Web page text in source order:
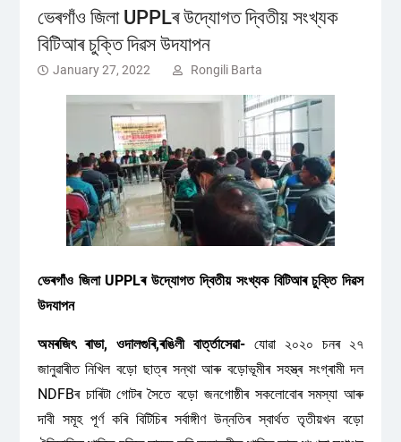
ভেৰগাঁ‌ও জিলা UPPLৰ উদ্যোগত দ্বিতীয় সংখ্যক
বিটিআৰ চুক্তি দিৱস উদযাপন
January 27, 2022 Rongili Barta
ভেৰগাঁ‌ও জিলা UPPLৰ উদ্যোগত দ্বিতীয় সংখ্যক বিটিআৰ চুক্তি দিৱস
উদযাপন
অমৰজিৎ ৰাভা, ওদালগুৰি,ৰঙিলী বাৰ্ত্তাসেৱা-যোৱা ২০২০ চনৰ ২৭
জানুৱাৰীত নিখিল বড়ো ছাত্ৰ সন্থা আৰু বড়োভূমীৰ সহস্ত্ৰ সংগ্ৰামী দল
NDFBৰ চাৰিটা গোটৰ সৈতে বড়ো জনগোষ্ঠীৰ সকলোবোৰ সমস্যা আৰু
দাবী সমূহ পূৰ্ণ কৰি বিটিচিৰ সৰ্বাঙ্গীণ উন্নতিৰ স্বাৰ্থত তৃতীয়খন বড়ো